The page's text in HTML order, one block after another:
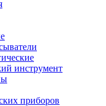
инструмент
приборов